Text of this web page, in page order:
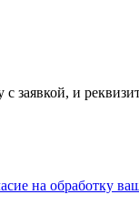
заявкой, и
на обработку